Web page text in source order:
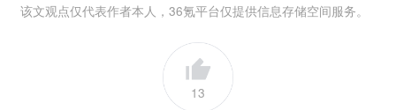
该文观点仅代表作者本人，36氪平台仅提供信息存储空间服务。
13